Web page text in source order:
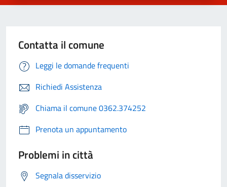
Contatta il comune
Leggi le domande frequenti
Richiedi Assistenza
Chiama il comune 0362.374252
Prenota un appuntamento
Problemi in città
Segnala disservizio